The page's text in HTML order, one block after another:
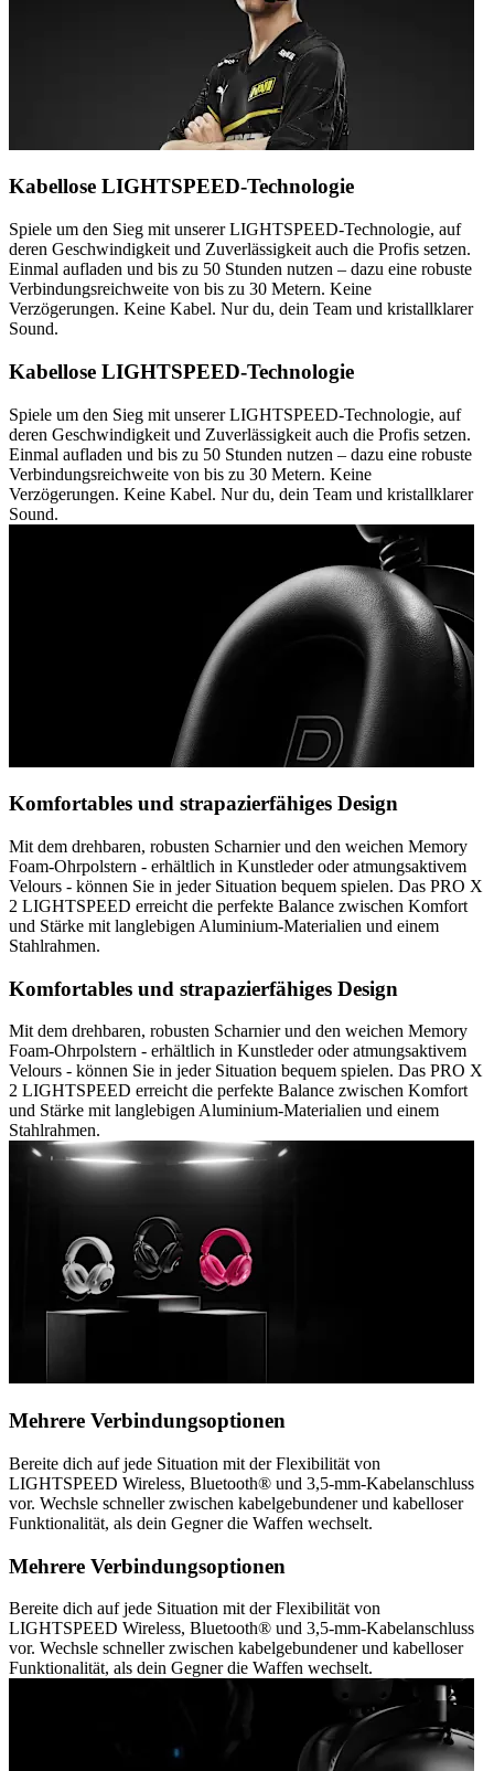
Kabellose LIGHTSPEED-Technologie
Spiele um den Sieg mit unserer LIGHTSPEED-Technologie, auf
deren Geschwindigkeit und Zuverlässigkeit auch die Profis setzen.
Einmal aufladen und bis zu 50 Stunden nutzen – dazu eine robuste
Verbindungsreichweite von bis zu 30 Metern. Keine
Verzögerungen. Keine Kabel. Nur du, dein Team und kristallklarer
Sound.
Kabellose LIGHTSPEED-Technologie
Spiele um den Sieg mit unserer LIGHTSPEED-Technologie, auf
deren Geschwindigkeit und Zuverlässigkeit auch die Profis setzen.
Einmal aufladen und bis zu 50 Stunden nutzen – dazu eine robuste
Verbindungsreichweite von bis zu 30 Metern. Keine
Verzögerungen. Keine Kabel. Nur du, dein Team und kristallklarer
Sound.
Komfortables und strapazierfähiges Design
Mit dem drehbaren, robusten Scharnier und den weichen Memory
Foam-Ohrpolstern - erhältlich in Kunstleder oder atmungsaktivem
Velours - können Sie in jeder Situation bequem spielen. Das PRO X
2 LIGHTSPEED erreicht die perfekte Balance zwischen Komfort
und Stärke mit langlebigen Aluminium-Materialien und einem
Stahlrahmen.
Komfortables und strapazierfähiges Design
Mit dem drehbaren, robusten Scharnier und den weichen Memory
Foam-Ohrpolstern - erhältlich in Kunstleder oder atmungsaktivem
Velours - können Sie in jeder Situation bequem spielen. Das PRO X
2 LIGHTSPEED erreicht die perfekte Balance zwischen Komfort
und Stärke mit langlebigen Aluminium-Materialien und einem
Stahlrahmen.
Mehrere Verbindungsoptionen
Bereite dich auf jede Situation mit der Flexibilität von
LIGHTSPEED Wireless, Bluetooth® und 3,5-mm-Kabelanschluss
vor. Wechsle schneller zwischen kabelgebundener und kabelloser
Funktionalität, als dein Gegner die Waffen wechselt.
Mehrere Verbindungsoptionen
Bereite dich auf jede Situation mit der Flexibilität von
LIGHTSPEED Wireless, Bluetooth® und 3,5-mm-Kabelanschluss
vor. Wechsle schneller zwischen kabelgebundener und kabelloser
Funktionalität, als dein Gegner die Waffen wechselt.